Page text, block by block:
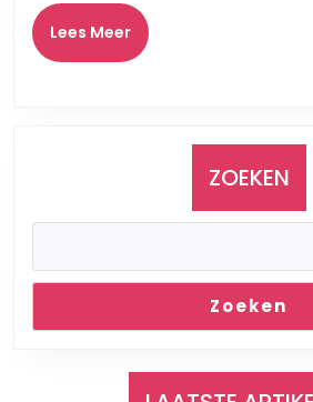
Lees MeerLees
Meer
ZOEKEN
Zoeken